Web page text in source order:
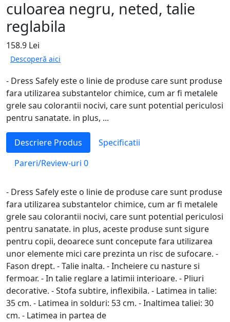
culoarea negru, neted, talie
reglabila
158.9 Lei
Descoperă aici
- Dress Safely este o linie de produse care sunt produse
fara utilizarea substantelor chimice, cum ar fi metalele
grele sau colorantii nocivi, care sunt potential periculosi
pentru sanatate. in plus, ...
Descriere Produs
Specificatii
Pareri/Review-uri 0
- Dress Safely este o linie de produse care sunt produse
fara utilizarea substantelor chimice, cum ar fi metalele
grele sau colorantii nocivi, care sunt potential periculosi
pentru sanatate. in plus, aceste produse sunt sigure
pentru copii, deoarece sunt concepute fara utilizarea
unor elemente mici care prezinta un risc de sufocare. -
Fason drept. - Talie inalta. - Incheiere cu nasture si
fermoar. - In talie reglare a latimii interioare. - Pliuri
decorative. - Stofa subtire, inflexibila. - Latimea in talie:
35 cm. - Latimea in solduri: 53 cm. - Inaltimea taliei: 30
cm. - Latimea in partea de